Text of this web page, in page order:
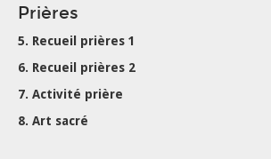
Prières
5. Recueil prières 1
6. Recueil prières 2
7. Activité prière
8. Art sacré